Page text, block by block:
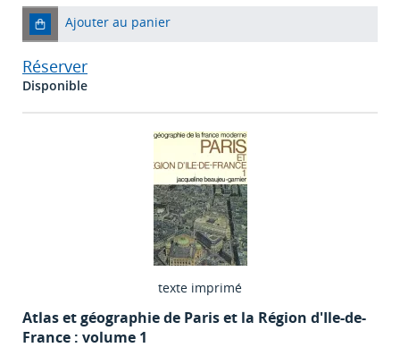
Ajouter au panier
Réserver
Disponible
texte imprimé
Atlas et géographie de Paris et la Région d'Ile-de-
France : volume 1